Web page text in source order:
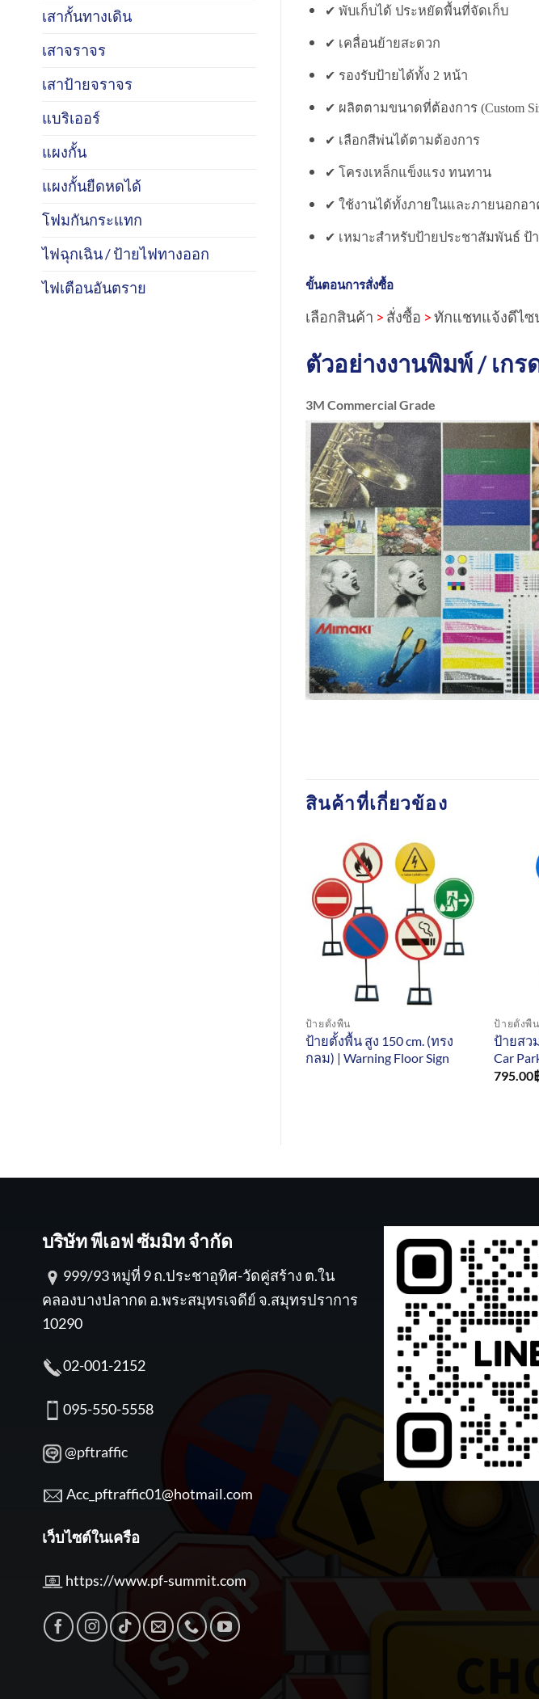
เสากั้นทางเดิน
เสาจราจร
เสาป้ายจราจร
แบริเออร์
แผงกั้น
แผงกั้นยืดหดได้
โฟมกันกระแทก
ไฟฉุกเฉิน / ป้ายไฟทางออก
ไฟเตือนอันตราย
✔ พับเก็บได้ ประหยัดพื้นที่จัดเก็บ
✔ เคลื่อนย้ายสะดวก
✔ รองรับป้ายได้ทั้ง 2 หน้า
✔ ผลิตตามขนาดที่ต้องการ (Custom
✔ เลือกสีพ่นได้ตามต้องการ
✔ โครงเหล็กแข็งแรง ทนทาน
✔ ใช้งานได้ทั้งภายในและภายนอกอา
✔ เหมาะสำหรับป้ายประชาสัมพันธ์ ป้
ขั้นตอนการสั่งซื้อ
เลือกสินค้า > สั่งซื้อ >ทักแชทแจ้งดีไซ
ตัวอย่างงานพิมพ์ / เกร
3M Commercial Grade
สินค้าที่เกี่ยวข้อง
ป้ายตั้งพื้น
ป้ายตั้งพื้น สูง 150 cm. (ทรง
กลม) | Warning Floor Sign
ป้ายตั้งพื้น
ป้ายสว
Car
795.00
บริษัท พีเอฟ ซัมมิท จำกัด
999/93 หมู่ที่ 9 ถ.ประชาอุทิศ-วัดคู่สร้าง ต.ใน
คลองบางปลากด อ.พระสมุทรเจดีย์ จ.สมุทรปราการ
10290
02-001-2152
095-550-5558
@pftraffic
Acc_pftraffic01@hotmail.com
เว็บไซต์ในเครือ
https://www.pf-summit.com